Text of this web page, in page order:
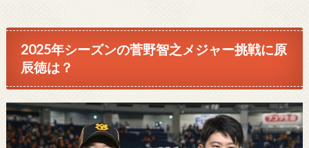
2025年シーズンの菅野智之メジャー挑戦に原
辰徳は？